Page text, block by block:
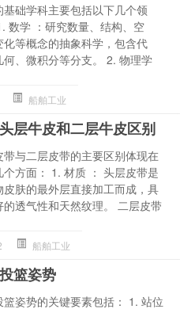
基础学科主要包括以下几个领
数学 ：研究数量、结构、空
化等概念的抽象科学，包含代
何、微积分等分支。 2. 物理学
船舶工业
层牛皮和二层牛皮区别
带与二层皮带的主要区别体现在
个方面： 1. 材质 ： 头层皮带是
皮肤的最外层直接加工而成，具
的透气性和天然纹理。 二层皮带
船舶工业
篮姿势
篮姿势的关键要素包括： 1. 站位